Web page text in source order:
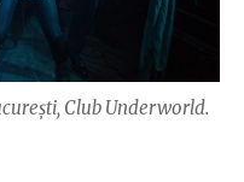
Club Underworld.